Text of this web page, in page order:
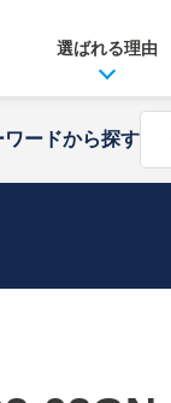
選ばれる理由
ードから探す